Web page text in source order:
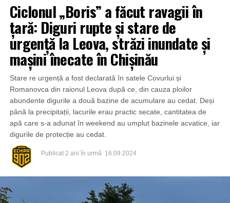
Ciclonul „Boris” a făcut ravagii în
țară: Diguri rupte și stare de
urgență la Leova, străzi inundate și
mașini înecate în Chișinău
Stare re urgență a fost declarată în satele Covurlui și
Romanovca din raionul Leova după ce, din cauza ploilor
abundente digurile a două bazine de acumulare au cedat. Deși
până la precipitații, lacurile erau practic secate, cantitatea de
apă care s-a adunat în weekend au umplut bazinele acvatice, iar
digurile de protecție au cedat.
Publicat 2 ani în urmă 16.09.2024